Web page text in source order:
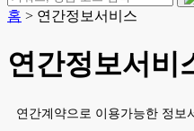
홈 > 연간정보서비스
연간정보서비
연간계약으로 이용가능한 정보